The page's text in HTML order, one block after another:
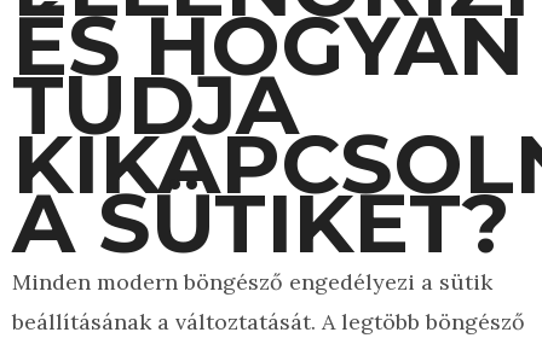
ÉS HOGYAN
TUDJA
A SÜTIKET?
Minden modern böngésző engedélyezi a sütik
beállításának a változtatását. A legtöbb böngésző